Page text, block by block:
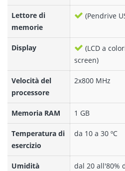
Lettore di
memorie
(Pendrive
Display
(LCD a
screen)
Velocità del
processore
2x800 MHz
Memoria RAM 1 GB
Temperatura di
esercizio
da 10 a 30 ºC
Umidità
dal 20 all'80%